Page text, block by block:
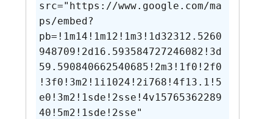
src="https://www.google.com/ma
ps/embed?
pb=!1m14!1m12!1m3!1d32312.5260
948709!2d16.593584727246082!3d
59.590840662540685!2m3!1f0!2f0
!3f0!3m2!1i1024!2i768!4f13.1!5
e0!3m2!1sde!2sse!4v15765362289
40!5m2!1sde!2sse"